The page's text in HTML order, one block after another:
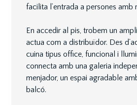
facilita l’entrada a persones amb
En accedir al pis, trobem un
actua com a distribuïdor. Des
cuina tipus office, funcional i
connecta amb una galeria
menjador, un espai agradable
balcó.